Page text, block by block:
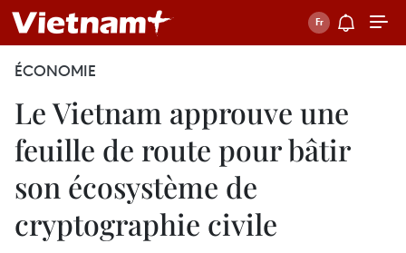
ÉCONOMIE
Le Vietnam approuve une
feuille de route pour bâtir
son écosystème de
cryptographie civile